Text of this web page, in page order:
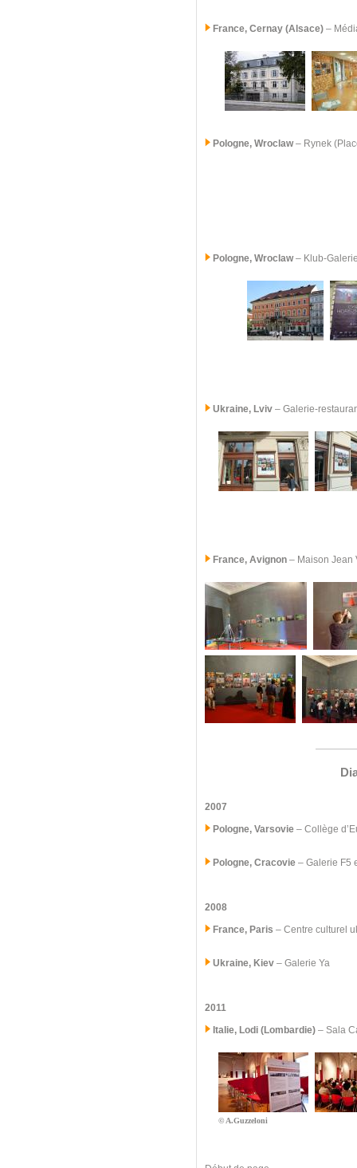
France, Cernay (Alsace) –
Pologne, Wroclaw– Rynek
Pologne, Wroclaw– Klub-
Ukraine, Lviv – Galerie-
France, Avignon – Maison Jean
2007
Pologne, Varsovie – Collège
Pologne, Cracovie – Galerie F5
2008
France, Paris – Centre culturel
Ukraine, Kiev – Galerie Ya
2011
Italie, Lodi (Lombardie) – Sala
© A.Guzzeloni